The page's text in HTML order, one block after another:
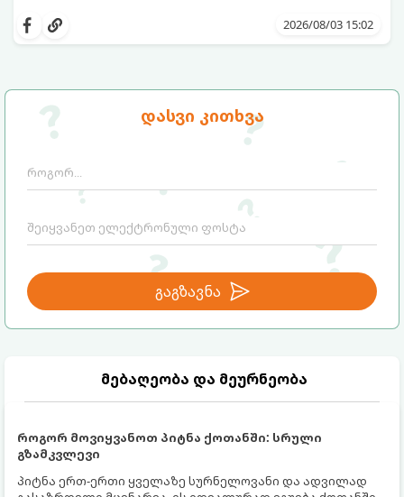
დასვი კითხვა
გაგზავნა
მებაღეობა და მეურნეობა
როგორ მოვიყვანოთ პიტნა ქოთანში: სრული
გზამკვლევი
პიტნა ერთ-ერთი ყველაზე სურნელოვანი და ადვილად
მომზადებაა - მოხარშვის გარეშე.
ბუნებრივ, კაშკაშა გემოს, არომატს და
2026/08/03 15:02